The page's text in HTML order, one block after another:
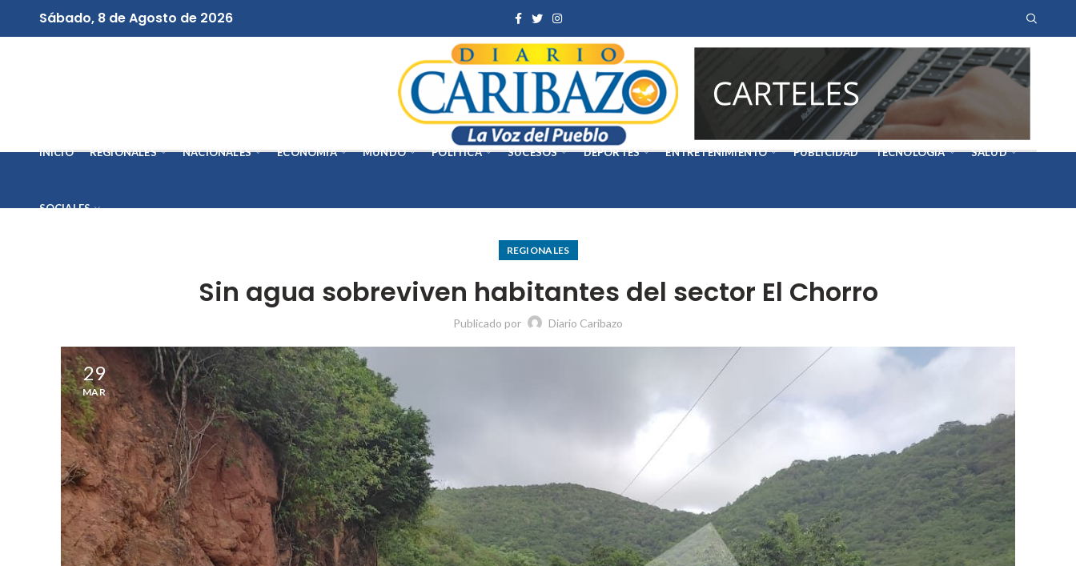
Sábado, 8 de Agosto de 2026
INICIO REGIONALES NACIONALES ECONOMÍA MUNDO POLÍTICA SUCESOS DEPORTES ENTRETENIMIENTO PUBLICIDAD TECNOLOGÍA SALUD
SOCIALES
REGIONALES
Sin agua sobreviven habitantes del sector El Chorro
Publicado por Diario Caribazo
29
MAR